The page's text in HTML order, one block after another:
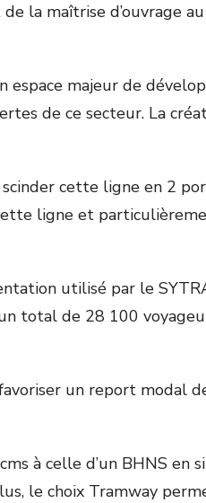
maîtrise d’ouvrage
majeur de
de ce secteur. La
cette ligne en 2
ligne et
utilisé par le
total de 28 100
un report modal
à celle d’un BHNS
le choix Tramway